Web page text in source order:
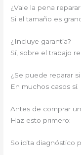
¿Vale la pena
Si el tamaño es
¿Incluye garantía?
Sí, sobre el trabajo
¿Se puede reparar
En muchos casos sí.
Antes de comprar
Haz esto primero:
Solicita diagnóstico